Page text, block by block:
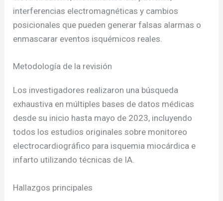
interferencias electromagnéticas y cambios
posicionales que pueden generar falsas alarmas o
enmascarar eventos isquémicos reales.
Metodología de la revisión
Los investigadores realizaron una búsqueda
exhaustiva en múltiples bases de datos médicas
desde su inicio hasta mayo de 2023, incluyendo
todos los estudios originales sobre monitoreo
electrocardiográfico para isquemia miocárdica e
infarto utilizando técnicas de IA.
Hallazgos principales